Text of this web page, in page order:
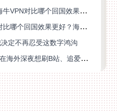
ChickCN VPN好用吗？和海牛VPN对比哪个回国效果更好？
ChickCN VPN和当归VPN对比哪个回国效果更好？海外党亲测后选了它
定不再忍受这数字鸿沟
Quickback和巨鲸好用吗？在海外深夜想刷B站、追爱奇艺的你，或许正需要这份答案